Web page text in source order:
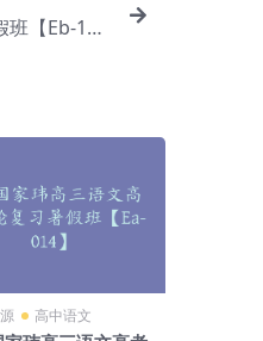
班【Eb-11
高中语文